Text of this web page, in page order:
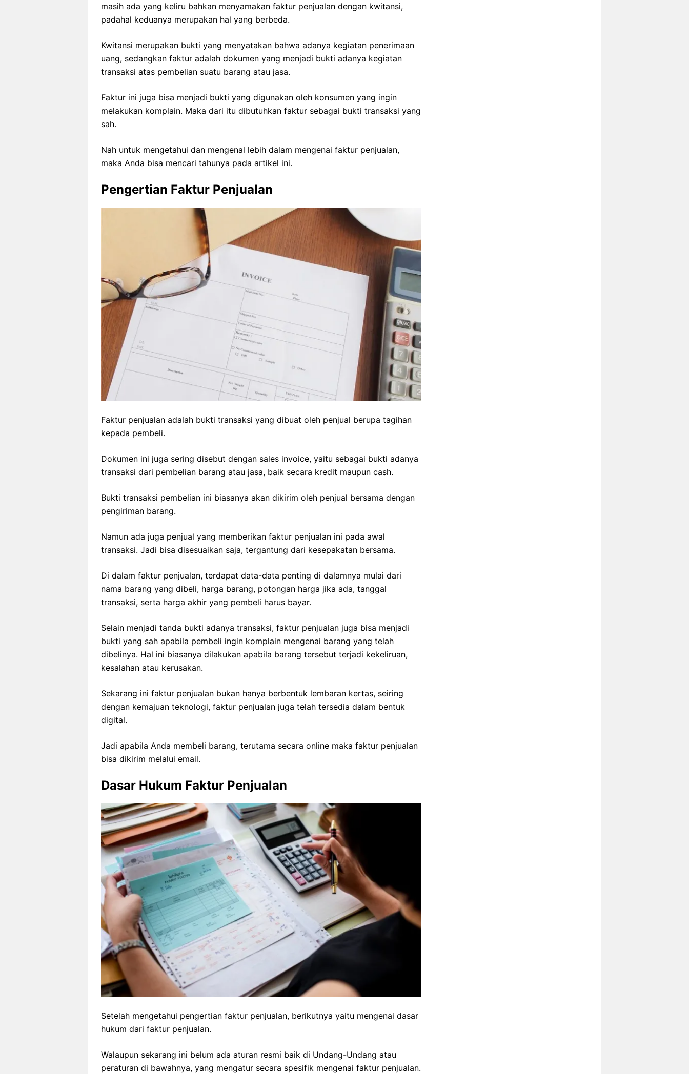
masih ada yang keliru bahkan menyamakan faktur penjualan dengan kwitansi,
padahal keduanya merupakan hal yang berbeda.
Kwitansi merupakan bukti yang menyatakan bahwa adanya kegiatan penerimaan
uang, sedangkan faktur adalah dokumen yang menjadi bukti adanya kegiatan
transaksi atas pembelian suatu barang atau jasa.
Faktur ini juga bisa menjadi bukti yang digunakan oleh konsumen yang ingin
melakukan komplain. Maka dari itu dibutuhkan faktur sebagai bukti transaksi yang
sah.
Nah untuk mengetahui dan mengenal lebih dalam mengenai faktur penjualan,
maka Anda bisa mencari tahunya pada artikel ini.
Pengertian Faktur Penjualan
Faktur penjualan adalah bukti transaksi yang dibuat oleh penjual berupa tagihan
kepada pembeli.
Dokumen ini juga sering disebut dengan sales invoice, yaitu sebagai bukti adanya
transaksi dari pembelian barang atau jasa, baik secara kredit maupun cash.
Bukti transaksi pembelian ini biasanya akan dikirim oleh penjual bersama dengan
pengiriman barang.
Namun ada juga penjual yang memberikan faktur penjualan ini pada awal
transaksi. Jadi bisa disesuaikan saja, tergantung dari kesepakatan bersama.
Di dalam faktur penjualan, terdapat data-data penting di dalamnya mulai dari
nama barang yang dibeli, harga barang, potongan harga jika ada, tanggal
transaksi, serta harga akhir yang pembeli harus bayar.
Selain menjadi tanda bukti adanya transaksi, faktur penjualan juga bisa menjadi
bukti yang sah apabila pembeli ingin komplain mengenai barang yang telah
dibelinya. Hal ini biasanya dilakukan apabila barang tersebut terjadi kekeliruan,
kesalahan atau kerusakan.
Sekarang ini faktur penjualan bukan hanya berbentuk lembaran kertas, seiring
dengan kemajuan teknologi, faktur penjualan juga telah tersedia dalam bentuk
digital.
Jadi apabila Anda membeli barang, terutama secara online maka faktur penjualan
bisa dikirim melalui email.
Dasar Hukum Faktur Penjualan
Setelah mengetahui pengertian faktur penjualan, berikutnya yaitu mengenai dasar
hukum dari faktur penjualan.
Walaupun sekarang ini belum ada aturan resmi baik di Undang-Undang atau
peraturan di bawahnya, yang mengatur secara spesifik mengenai faktur penjualan.